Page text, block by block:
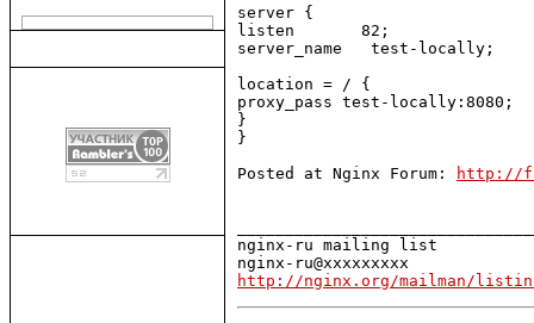
server {
listen       82;
server_name   test-locally;
location = / {
proxy_pass test-locally:8080;
}
}
Posted at Nginx Forum:
http://
nginx-ru mailing list
http://nginx.org/mailman/